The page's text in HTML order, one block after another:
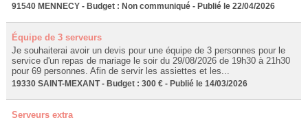
91540 MENNECY - Budget : Non communiqué - Publié le 22/04/2026
Équipe de 3 serveurs
Je souhaiterai avoir un devis pour une équipe de 3 personnes pour le
service d'un repas de mariage le soir du 29/08/2026 de 19h30 à 21h30
pour 69 personnes. Afin de servir les assiettes et les...
19330 SAINT-MEXANT - Budget : 300 € - Publié le 14/03/2026
Serveurs extra